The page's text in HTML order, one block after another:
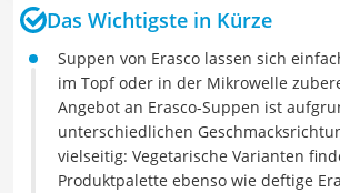
Das Wichtigste in Kürze
Suppen von Erasco lassen sich
im Topf oder in der Mikrowelle
Angebot an Erasco-Suppen ist
unterschiedlichen
vielseitig: Vegetarische Varianten
Produktpalette ebenso wie deftige